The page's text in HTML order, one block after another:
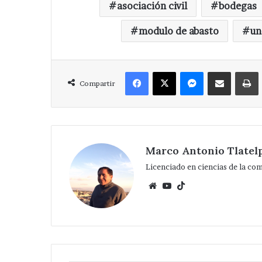
asociación civil bodegas
modulo de abasto
Compartir
Facebook
X MessengerCompartir via Correo
Marco Antonio
Licenciado en ciencias de la
WebsiteYouTube
Ampliará
edil
de
eléctrica
San
Nicolás
Hace 3 días
Ampliará edil
eléctrica en